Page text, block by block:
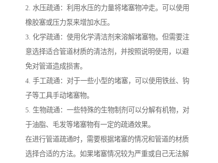
2. 水压疏通：利用水压的力量将堵塞物冲走。可以使用
橡胶塞或压力泵来增加水压。
3. 化学疏通：使用化学清洁剂来溶解堵塞物。但需要注
意选择适合管道材质的清洁剂，并按照说明使用，以避
免对管道造成损害。
4. 手工疏通：对于一些小型的堵塞，可以使用铁丝、钩
子等工具手动堵塞物。
5. 生物疏通：一些特殊的生物制剂可以分解有机物，对
于油脂、毛发等堵塞物有一定的疏通效果。
在进行管道疏通时，需要根据堵塞的情况和管道的材质
选择合适的方法。如果堵塞情况较为严重或自己无法解